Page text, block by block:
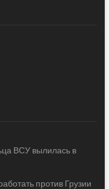
ВСУ вылилась в
против Грузии